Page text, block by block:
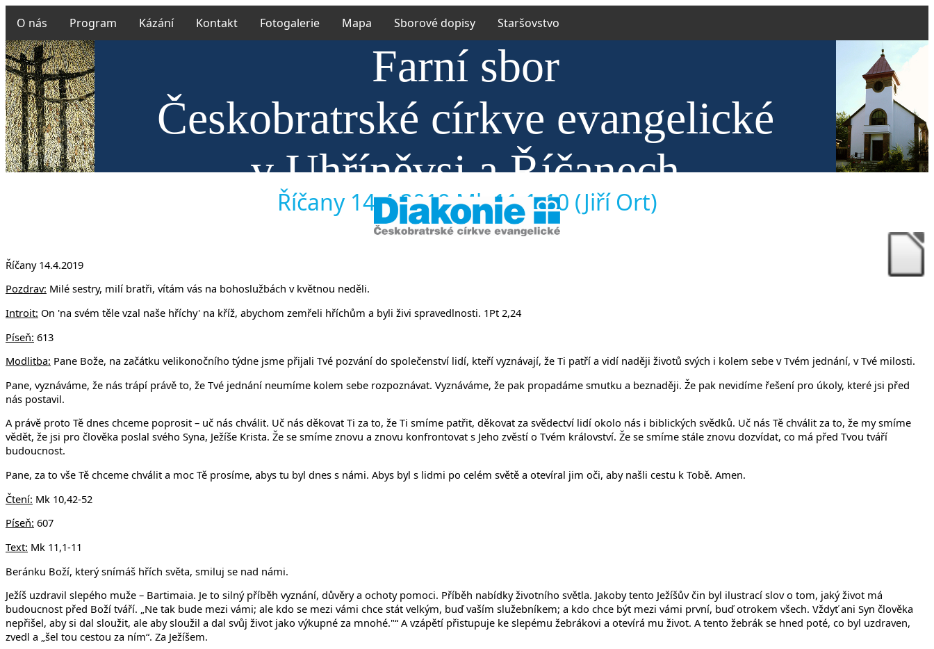
O nás Program Kázání Kontakt Fotogalerie Mapa Sborové dopisy Staršovstvo
Farní sbor
Českobratrské církve evangelické
v Uhříněvsi a Říčanech
Říčany 14.4.2019 Mk 11,1-10 (Jiří Ort)
Říčany 14.4.2019
Pozdrav: Milé sestry, milí bratři, vítám vás na bohoslužbách v květnou neděli.
Introit: On 'na svém těle vzal naše hříchy' na kříž, abychom zemřeli hříchům a byli živi spravedlnosti. 1Pt 2,24
Píseň: 613
Modlitba: Pane Bože, na začátku velikonočního týdne jsme přijali Tvé pozvání do společenství lidí, kteří vyznávají, že Ti patří a vidí naději životů svých i kolem sebe v Tvém jednání, v Tvé milosti.
Pane, vyznáváme, že nás trápí právě to, že Tvé jednání neumíme kolem sebe rozpoznávat. Vyznáváme, že pak propadáme smutku a beznaději. Že pak nevidíme řešení pro úkoly, které jsi před
nás postavil.
A právě proto Tě dnes chceme poprosit – uč nás chválit. Uč nás děkovat Ti za to, že Ti smíme patřit, děkovat za svědectví lidí okolo nás i biblických svědků. Uč nás Tě chválit za to, že my smíme
vědět, že jsi pro člověka poslal svého Syna, Ježíše Krista. Že se smíme znovu a znovu konfrontovat s Jeho zvěstí o Tvém království. Že se smíme stále znovu dozvídat, co má před Tvou tváří
budoucnost.
Pane, za to vše Tě chceme chválit a moc Tě prosíme, abys tu byl dnes s námi. Abys byl s lidmi po celém světě a otevíral jim oči, aby našli cestu k Tobě. Amen.
Čtení: Mk 10,42-52
Píseň: 607
Text: Mk 11,1-11
Beránku Boží, který snímáš hřích světa, smiluj se nad námi.
Ježíš uzdravil slepého muže – Bartimaia. Je to silný příběh vyznání, důvěry a ochoty pomoci. Příběh nabídky životního světla. Jakoby tento Ježíšův čin byl ilustrací slov o tom, jaký život má
budoucnost před Boží tváří. „Ne tak bude mezi vámi; ale kdo se mezi vámi chce stát velkým, buď vaším služebníkem; a kdo chce být mezi vámi první, buď otrokem všech. Vždyť ani Syn člověka
nepřišel, aby si dal sloužit, ale aby sloužil a dal svůj život jako výkupné za mnohé."“ A vzápětí přistupuje ke slepému žebrákovi a otevírá mu život. A tento žebrák se hned poté, co byl uzdraven,
zvedl a „šel tou cestou za ním“. Za Ježíšem.